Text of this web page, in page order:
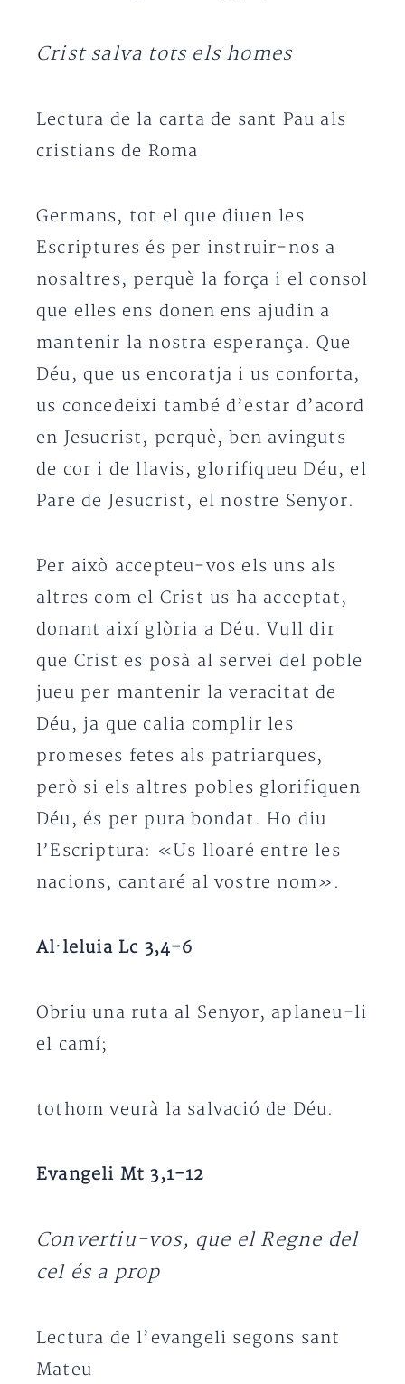
Crist salva tots els homes
Lectura de la carta de sant Pau als
cristians de Roma
Germans, tot el que diuen les
Escriptures és per instruir-nos a
nosaltres, perquè la força i el consol
que elles ens donen ens ajudin a
mantenir la nostra esperança. Que
Déu, que us encoratja i us conforta,
us concedeixi també d’estar d’acord
en Jesucrist, perquè, ben avinguts
de cor i de llavis, glorifiqueu Déu, el
Pare de Jesucrist, el nostre Senyor.
Per això accepteu-vos els uns als
altres com el Crist us ha acceptat,
donant així glòria a Déu. Vull dir
que Crist es posà al servei del poble
jueu per mantenir la veracitat de
Déu, ja que calia complir les
promeses fetes als patriarques,
però si els altres pobles glorifiquen
Déu, és per pura bondat. Ho diu
l’Escriptura: «Us lloaré entre les
nacions, cantaré al vostre nom».
Al·leluia Lc 3,4-6
Obriu una ruta al Senyor, aplaneu-li
el camí;
tothom veurà la salvació de Déu.
Evangeli Mt 3,1-12
Convertiu-vos, que el Regne del
cel és a prop
Lectura de l’evangeli segons sant
Mateu